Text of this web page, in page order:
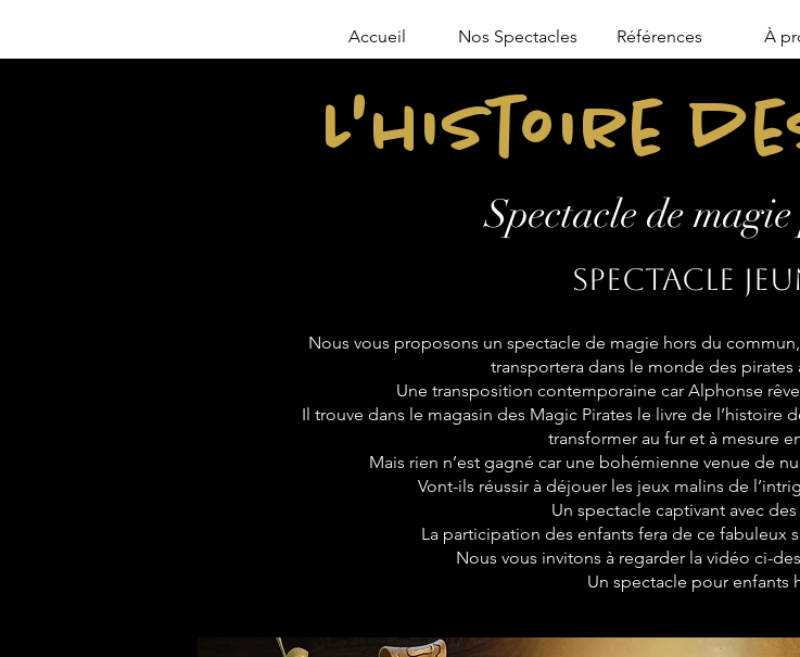
Accueil Nos Spectacles Références À
L'histoire
Spectacle de
Spectacle
Nous vous proposons un spectacle de magie hors du
transportera dans le monde des
Une transposition contemporaine car Alphonse
Il trouve dans le magasin des Magic Pirates le livre de l’histoire
transformer au fur et à mesure
Mais rien n’est gagné car une bohémienne venue de
Vont-ils réussir à déjouer les jeux malins de
Un spectacle captivant avec
La participation des enfants fera de ce fabuleux
Nous vous invitons à regarder la vidéo ci-
Un spectacle pour enfants